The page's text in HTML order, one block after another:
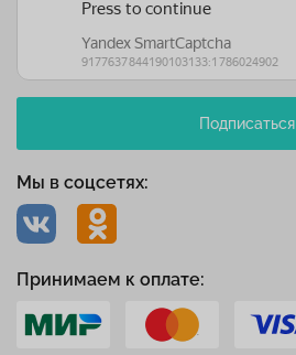
Мы в соцсетях:
Подписаться
Принимаем к оплате: